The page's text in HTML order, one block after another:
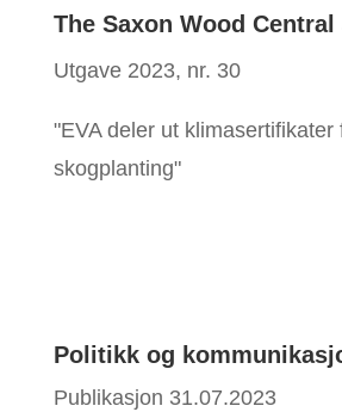
The Saxon Wood Central
Utgave 2023, nr. 30
"EVA deler ut klimasertifikater
skogplanting"
Politikk og
Publikasjon 31.07.2023